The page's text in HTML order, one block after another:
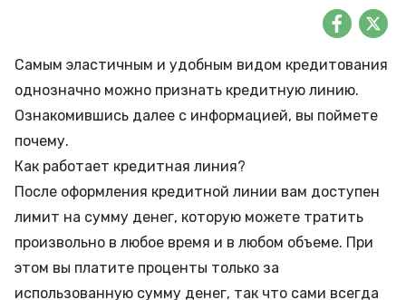
Самым эластичным и удобным видом кредитования
однозначно можно признать кредитную линию.
Ознакомившись далее с информацией, вы поймете
почему.
Как работает кредитная линия?
После оформления кредитной линии вам доступен
лимит на сумму денег, которую можете тратить
произвольно в любое время и в любом объеме. При
этом вы платите проценты только за
использованную сумму денег, так что сами всегда